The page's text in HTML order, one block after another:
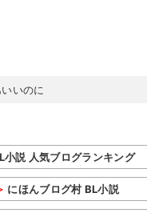
いのに
小説 人気ブログランキング
にほんブログ村 BL小説